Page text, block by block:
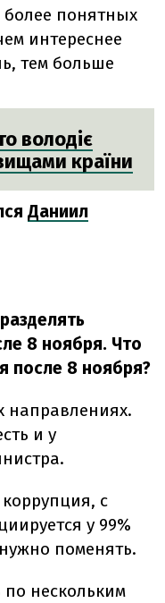
более понятных
интереснее
тем больше
володіє
країни
Даниил
8 ноября. Что
после 8 ноября?
направлениях.
и у
с
у 99%
поменять.
по нескольким